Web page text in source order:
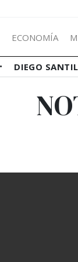
ECONOMÍA
DIEGO